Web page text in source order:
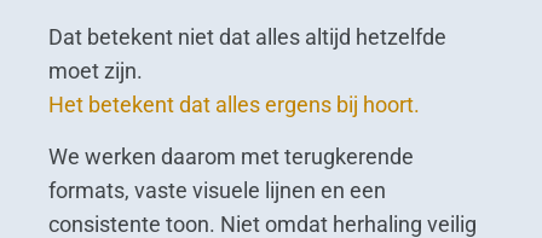
Dat betekent niet dat alles altijd hetzelfde
moet zijn.
Het betekent dat alles ergens bij hoort.
We werken daarom met terugkerende
formats, vaste visuele lijnen en een
consistente toon. Niet omdat herhaling veilig